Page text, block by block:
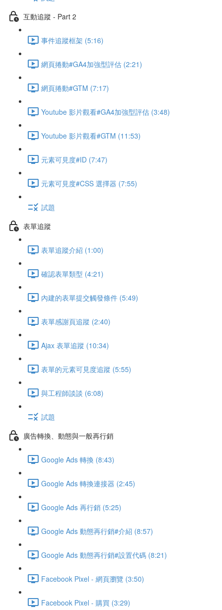
互動追蹤 - Part 2
事件追蹤框架 (5:16)
網頁捲動#GA4加強型評估 (2:21)
網頁捲動#GTM (7:17)
Youtube 影片觀看#GA4加強型評估 (3:48)
Youtube 影片觀看#GTM (11:53)
元素可見度#ID (7:47)
元素可見度#CSS 選擇器 (7:55)
試題
表單追蹤
表單追蹤介紹 (1:00)
確認表單類型 (4:21)
內建的表單提交觸發條件 (5:49)
表單感謝頁追蹤 (2:40)
Ajax 表單追蹤 (10:34)
表單的元素可見度追蹤 (5:55)
與工程師談談 (6:08)
試題
廣告轉換、動態與一般再行銷
Google Ads 轉換 (8:43)
Google Ads 轉換連接器 (2:45)
Google Ads 再行銷 (5:25)
Google Ads 動態再行銷#介紹 (8:57)
Google Ads 動態再行銷#設置代碼 (8:21)
Facebook Pixel - 網頁瀏覽 (3:50)
Facebook Pixel - 購買 (3:29)